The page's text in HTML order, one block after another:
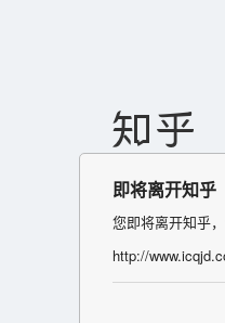
即将离开知乎
您即将离开知乎
http://